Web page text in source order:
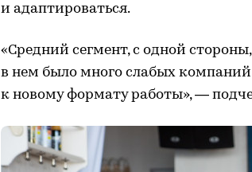
и адаптироваться.
«Средний сегмент, с одной
в нем было много слабых компаний
к новому формату работы», —